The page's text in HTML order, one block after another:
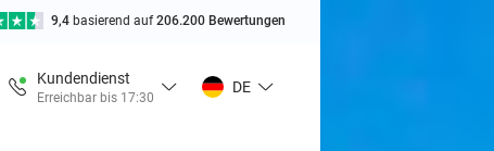
9,4 basierend auf206.200 Bewertungen
Kundendienst
Erreichbar bis 17:30
DE